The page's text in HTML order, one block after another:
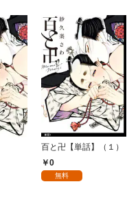
百と卍【単話】（１）
0
無料